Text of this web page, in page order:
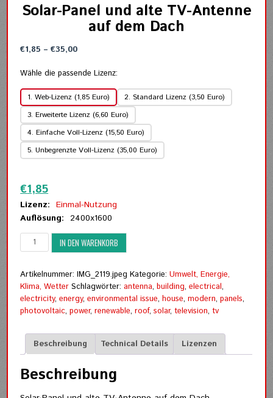
Solar-Panel und alte TV-Antenne
auf dem Dach
€1,85 –€35,00Preisspanne:
bis
€35,00
Wähle die passende Lizenz:
1. Web-Lizenz (1,85 Euro)
2. Standard Lizenz (3,50 Euro)
3. Erweiterte Lizenz (6,60 Euro)
4. Einfache Voll-Lizenz (15,50 Euro)
5. Unbegrenzte Voll-Lizenz (35,00 Euro)
€1,85
Lizenz: Einmal-Nutzung
Auflösung: 2400x1600
Solar-
Panel
alte
TV-
Antenne
auf
Dach
Menge
IN DEN WARENKORB
Artikelnummer:IMG_2119.jpeg Kategorie:Umwelt, Energie,
Klima, Wetter Schlagwörter:antenna,building,electrical,
electricity,energy,environmental issue,house,modern,panels,
photovoltaic,power,renewable,roof,solar,television,tv
Beschreibung Technical Details Lizenzen
Beschreibung